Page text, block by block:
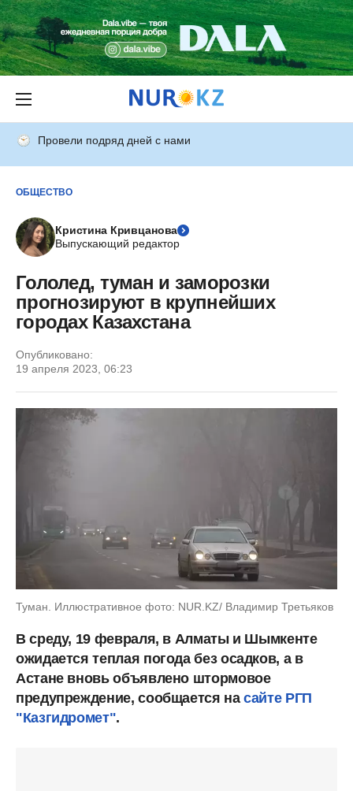
Провели подряд дней с нами
ОБЩЕСТВО
Кристина Кривцанова
Выпускающий редактор
Гололед, туман и заморозки
прогнозируют в крупнейших
городах Казахстана
Опубликовано:
19 апреля 2023, 06:23
Туман. Иллюстративное фото: NUR.KZ/ Владимир Третьяков
В среду, 19 февраля, в Алматы и Шымкенте
ожидается теплая погода без осадков, а в
Астане вновь объявлено штормовое
предупреждение, сообщается насайте РГП
"Казгидромет".